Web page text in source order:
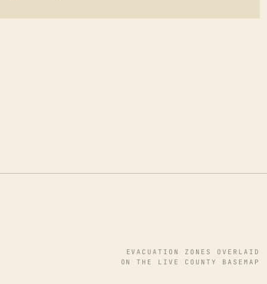
EVACUATION ZONES OVERLAID
ON THE LIVE COUNTY BASEMAP